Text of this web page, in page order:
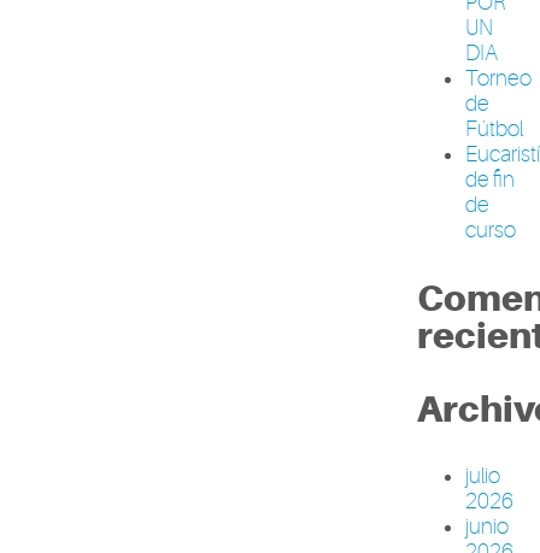
UN
DIA
Torneo
de
Fútbol
de fin
de
curso
julio
2026
junio